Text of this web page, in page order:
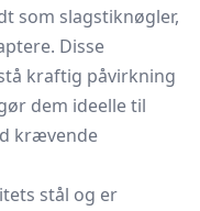
som slagstiknøgler,
Disse
kraftig påvirkning
dem ideelle til
krævende
stål og er